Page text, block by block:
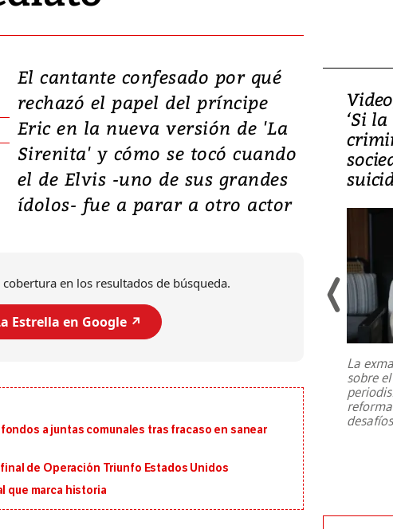
El cantante confesado por qué
rechazó el papel del príncipe
Eric en la nueva versión de 'La
Sirenita' y cómo se tocó cuando
el de Elvis -uno de sus grandes
ídolos- fue a parar a otro actor
en los resultados de búsqueda.
Estrella en Google ↗️
a juntas comunales tras fracaso en sanear
de Operación Triunfo Estados Unidos
que marca historia
Video, Japón: Terremoto
deja heridos y graves
daños en Kumamoto
Un fuerte terremoto de magnitud
7,1 se registró este martes 28 de
‘Si
La
sobre